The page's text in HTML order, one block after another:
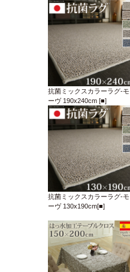
抗菌ミックスカラーラグ-モ
ーヴ 190x240cm [■]
抗菌ミックスカラーラグ-モ
ーヴ 130x190cm[■]